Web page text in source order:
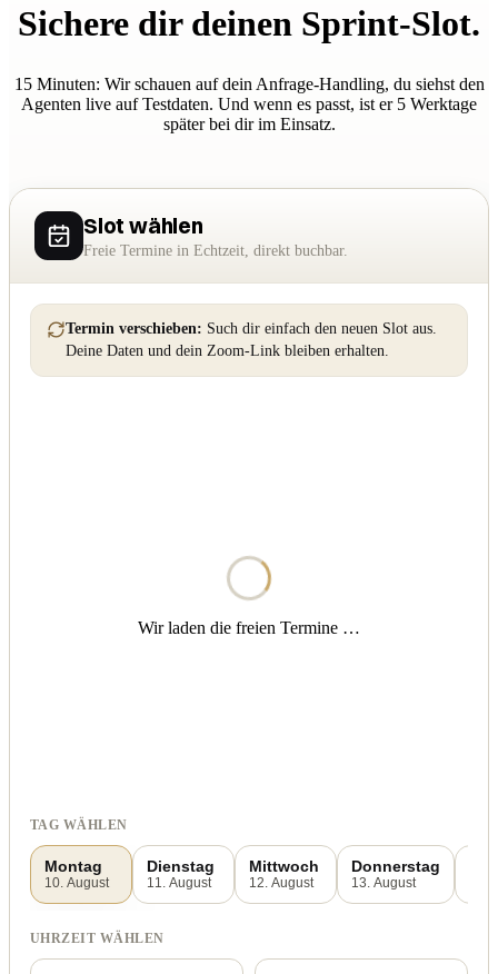
Sichere dir deinen Sprint-Slot.
15 Minuten: Wir schauen auf dein Anfrage-Handling, du siehst den
Agenten live auf Testdaten. Und wenn es passt, ist er 5 Werktage
später bei dir im Einsatz.
Slot wählen
Freie Termine in Echtzeit, direkt buchbar.
Termin verschieben: Such dir einfach den neuen Slot aus.
Deine Daten und dein Zoom-Link bleiben erhalten.
Wir laden die freien Termine …
TAG WÄHLEN
Montag
10. August
Dienstag
11. August
Mittwoch
12. August
Donnerstag
13. August
UHRZEIT WÄHLEN